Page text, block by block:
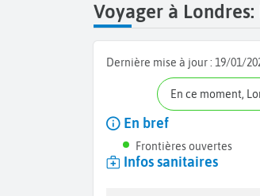
Voyager à
Dernière mise à jour : 19/01/
En ce moment,
En bref
Frontières ouvertes
Infos sanitaires